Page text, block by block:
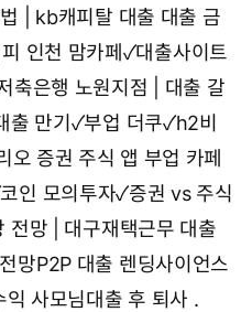
| kb캐피탈 대출 대출 금
인천 맘카페✓대출사이트
축은행 노원지점 | 대출 갈
출 만기✓부업 더쿠✓h2비
오 증권 주식 앱 부업 카페
인 모의투자✓증권 vs 주식
전망 | 대구재택근무 대출
망P2P 대출 렌딩사이언스
익 사모님대출 후 퇴사 .